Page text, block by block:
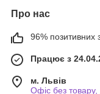
Про нас
96% позитивних
Працює з
м. Львів
Офіс без товару,